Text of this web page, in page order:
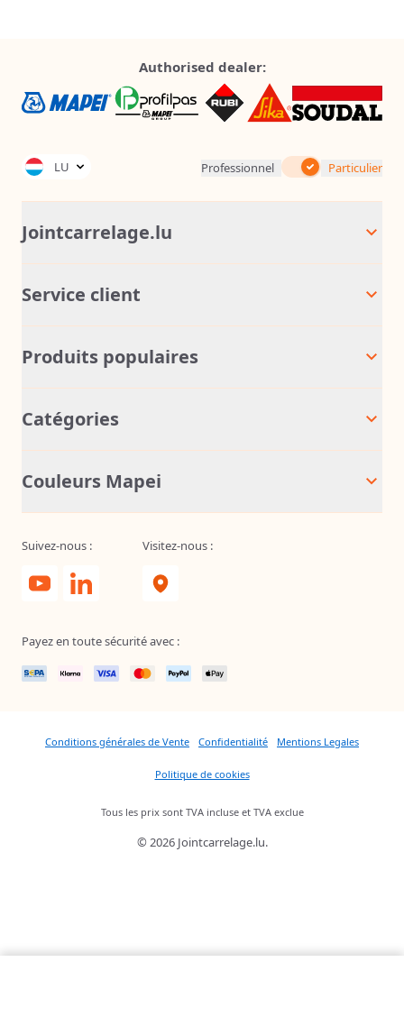
Authorised dealer:
LU Professionnel Inc. Tax Particulier
Jointcarrelage.lu
Service client
Produits populaires
Catégories
Couleurs Mapei
Suivez-nous : Visitez-nous :
Payez en toute sécurité avec :
Conditions générales de Vente Confidentialité Mentions Legales
Politique de cookies
Tous les prix sont TVA incluse et TVA exclue
© 2026 Jointcarrelage.lu.